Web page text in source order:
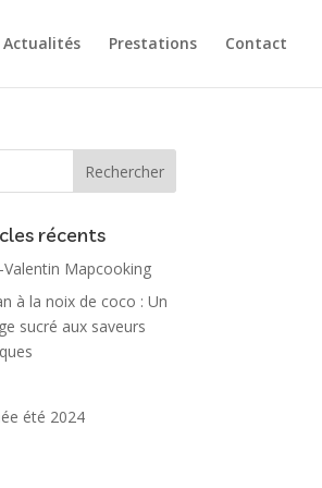
Actualités Prestations Contact
récents
Valentin Mapcooking
à la noix de coco : Un
sucré aux saveurs
été 2024